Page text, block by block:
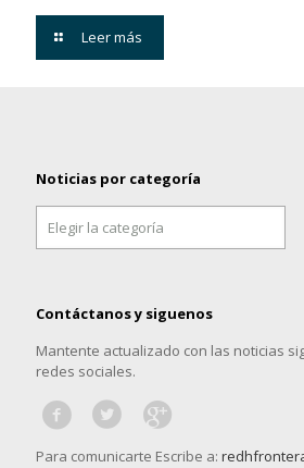
Leer más
Noticias por categoría
por
categoría
Contáctanos y siguenos
Mantente actualizado con las noticias
redes sociales.
Para comunicarte Escribe a: